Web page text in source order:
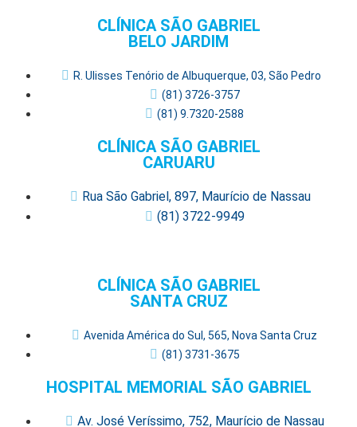
CLÍNICA SÃO GABRIEL
BELO JARDIM
R. Ulisses Tenório de Albuquerque, 03, São Pedro
(81) 3726-3757
(81) 9.7320-2588
CLÍNICA SÃO GABRIEL
CARUARU
Rua São Gabriel, 897, Maurício de Nassau
(81) 3722-9949
CLÍNICA SÃO GABRIEL
SANTA CRUZ
Avenida América do Sul, 565, Nova Santa Cruz
(81) 3731-3675
HOSPITAL MEMORIAL SÃO GABRIEL
Av. José Veríssimo, 752, Maurício de Nassau